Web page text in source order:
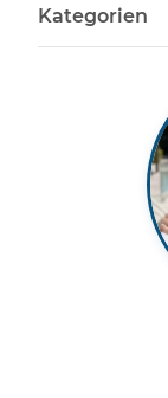
Kategorien